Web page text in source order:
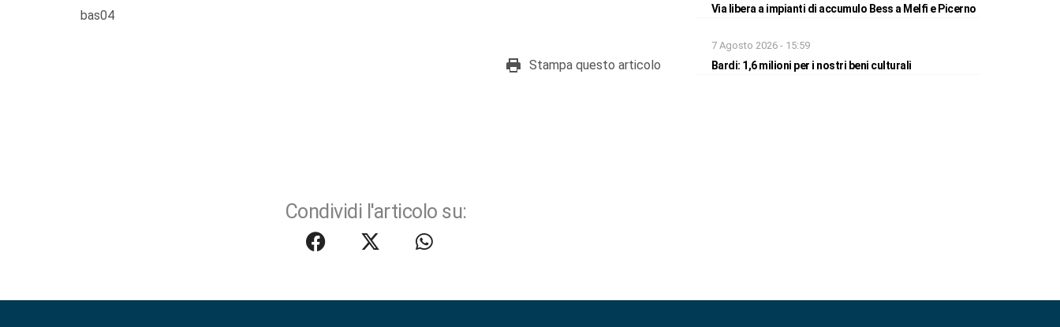
bas04
Stampa questo articolo
Condividi l'articolo su:
Via libera a impianti di accumulo Bess a Melfi e Picerno
7 Agosto 2026 - 15:59
Bardi: 1,6 milioni per i nostri beni culturali